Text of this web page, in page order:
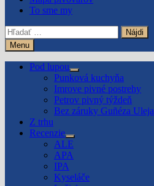
To sme my
Hľadať:
Menu
Pod lupou
Show
sub
menu
Punková kuchyňa
Imrove pivné postrehy
Petrov pivný týždeň
Bez záruky Guñéza Uleja
Z trhu
Recenzie
Show
sub
menu
ALE
APA
IPA
Kyseláče